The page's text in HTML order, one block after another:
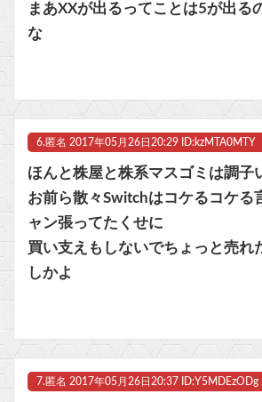
まあXXが出るってことは5が出る
な
6. 匿名 2017年05月26日20:29 ID:kzMTA0MTY
ほんと株屋と株系マスゴミは調子
お前ら散々Switchはコケるコケる
ャン張ってたくせに
買い支えもしないでちょっと売れ
しかよ
7. 匿名 2017年05月26日20:37 ID:Y5MDEzODg